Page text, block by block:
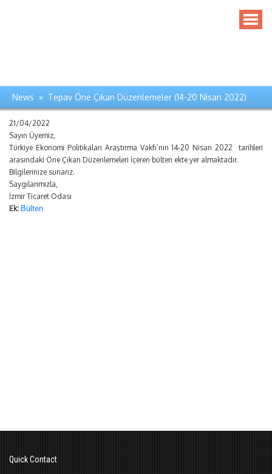
News » Tepav Öne Çıkan Düzenlemeler (14-20 Nisan 2022)
21/04/2022
Sayın Üyemiz,
Türkiye Ekonomi Politikaları Araştırma Vakfı’nın 14-20 Nisan 2022 tarihleri
arasındaki Öne Çıkan Düzenlemeleri İçeren bülten ekte yer almaktadır.
Bilgilerinize sunarız.
Saygılarımızla,
İzmir Ticaret Odası
Ek: Bülten
Quick Contact